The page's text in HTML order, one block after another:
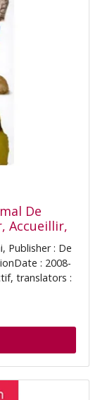
De
Accueillir,
Des
Publisher : De
: 2008-
translators :